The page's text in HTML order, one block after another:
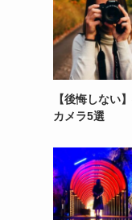
【後悔しない
カメラ5選